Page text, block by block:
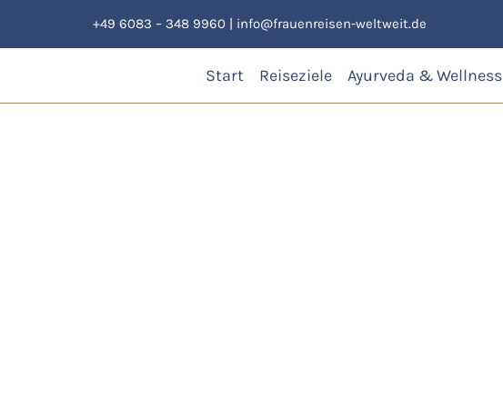
Inhalt
+49 6083 – 348 9960 | info@frauenreisen-weltweit.de
Start Reiseziele Ayurveda & Wellness